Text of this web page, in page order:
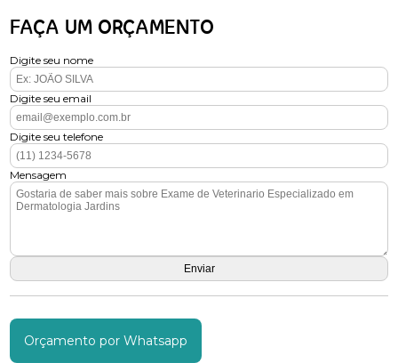
FAÇA UM ORÇAMENTO
Digite seu nome
Digite seu email
Digite seu telefone
Mensagem
Orçamento por Whatsapp